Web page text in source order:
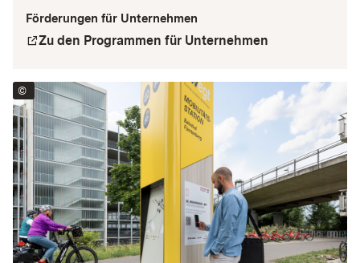
Förderungen für Unternehmen
square_arrow_toprightZu den Programmen für Unternehmen
© 2023 Ministerium für Verkehr Baden-Württemberg CC BY-SA